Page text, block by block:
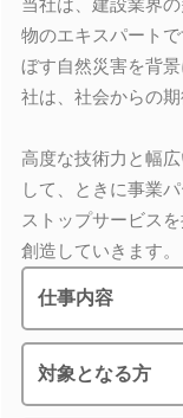
当社は、建設業界
物のエキスパート
ぼす自然災害を背
社は、社会からの期
高度な技術力と幅
して、ときに事業
ストップサービス
創造していきます。
仕事内容
対象となる方